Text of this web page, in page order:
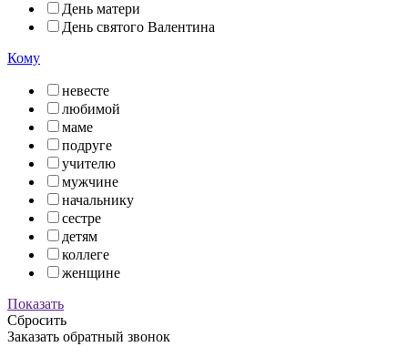
День матери
День святого Валентина
Кому
невесте
любимой
маме
подруге
учителю
мужчине
начальнику
сестре
детям
коллеге
женщине
Показать
Сбросить
Заказать обратный звонок